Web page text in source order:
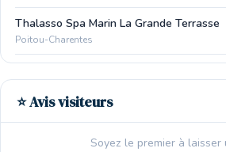
Thalasso Spa Marin La Grande Terrasse
Poitou-Charentes
⭐ Avis visiteurs
Soyez le premier à laisser